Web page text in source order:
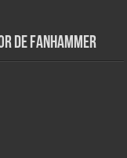
de FanHammer